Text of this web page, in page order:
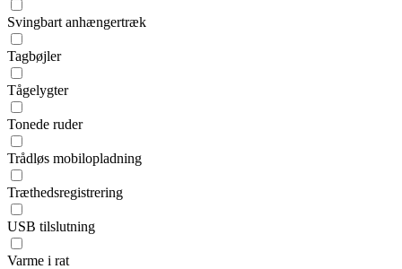
Svingbart anhængertræk
Tagbøjler
Tågelygter
Tonede ruder
Trådløs mobilopladning
Træthedsregistrering
USB tilslutning
Varme i rat